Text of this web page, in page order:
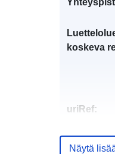
koskeva
uriRef:
Näytä